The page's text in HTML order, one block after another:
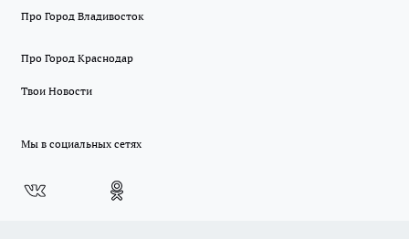
Про Город Владивосток
Про Город Краснодар
Твои Новости
Мы в социальных сетях